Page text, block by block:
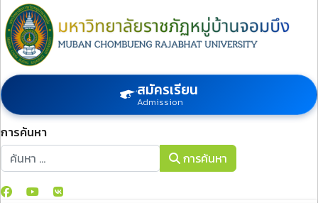
สมัครเรียน
Admission
การค้นหา
การค้นหา
การค้นหา